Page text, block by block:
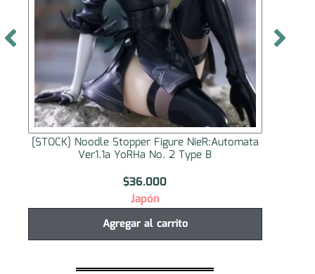
[STOCK] Noodle Stopper Figure NieR:Automata
Ver1.1a YoRHa No. 2 Type B
$36.000
Japón
Agregar al carrito